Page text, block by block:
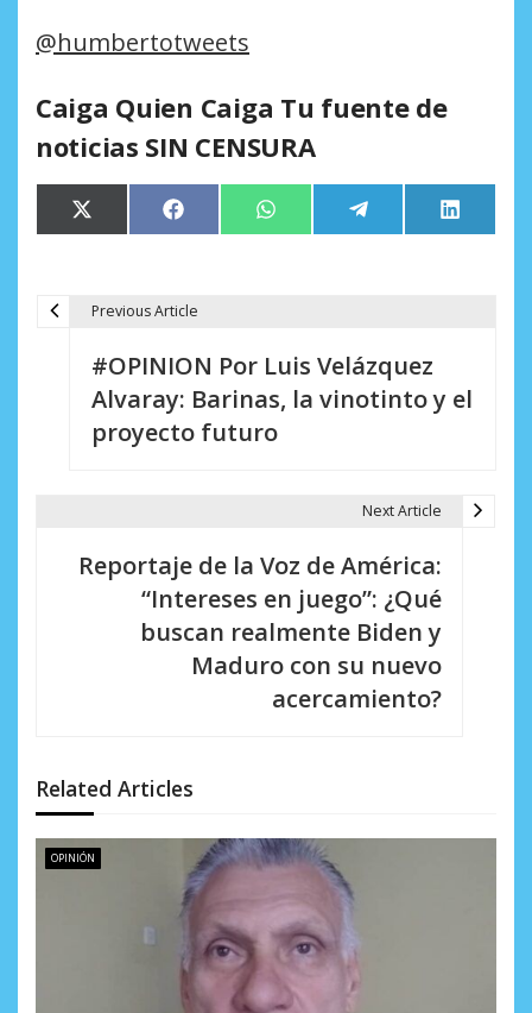
@humbertotweets
Caiga Quien Caiga Tu fuente de
noticias SIN CENSURA
Compartir
en
X
(Twitter)
Compartir
en
Facebook Compartir
en
WhatsApp Compartir
en
Telegram
en
LinkedIn
e
e
Previous Article
#OPINION Por Luis Velázquez
Alvaray: Barinas, la vinotinto y el
proyecto futuro
Next Article
Reportaje de la Voz de América:
“Intereses en juego”: ¿Qué
buscan realmente Biden y
Maduro con su nuevo
acercamiento?
Related Articles
OPINIÓN